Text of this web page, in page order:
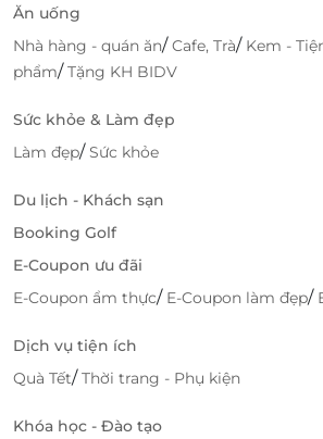
Ăn uống
Nhà hàng - quán ăn/Cafe, Trà/ Kem -
phẩm/Tặng KH BIDV
Sức khỏe & Làm đẹp
Làm đẹp/Sức khỏe
Du lịch - Khách sạn
Booking Golf
E-Coupon ưu đãi
E-Coupon ẩm thực/ E-Coupon làm đẹp/
Dịch vụ tiện ích
Quà Tết/Thời trang - Phụ kiện
Khóa học - Đào tạo